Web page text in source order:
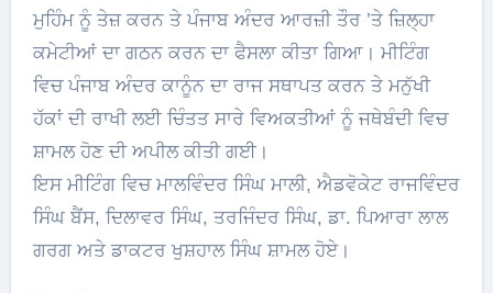
ਮੁਹਿੰਮ ਨੂੰ ਤੇਜ਼ ਕਰਨ ਤੇ ਪੰਜਾਬ ਅੰਦਰ ਆਰਜ਼ੀ ਤੌਰ ’ਤੇ ਜ਼ਿਲ੍ਹਾ
ਕਮੇਟੀਆਂ ਦਾ ਗਠਨ ਕਰਨ ਦਾ ਫੈਸਲਾ ਕੀਤਾ ਗਿਆ। ਮੀਟਿੰਗ
ਵਿਚ ਪੰਜਾਬ ਅੰਦਰ ਕਾਨੂੰਨ ਦਾ ਰਾਜ ਸਥਾਪਤ ਕਰਨ ਤੇ ਮਨੁੱਖੀ
ਹੱਕਾਂ ਦੀ ਰਾਖੀ ਲਈ ਚਿੰਤਤ ਸਾਰੇ ਵਿਅਕਤੀਆਂ ਨੂੰ ਜਥੇਬੰਦੀ ਵਿਚ
ਸ਼ਾਮਲ ਹੋਣ ਦੀ ਅਪੀਲ ਕੀਤੀ ਗਈ।
ਇਸ ਮੀਟਿੰਗ ਵਿਚ ਮਾਲਵਿੰਦਰ ਸਿੰਘ ਮਾਲੀ, ਐਡਵੋਕੇਟ ਰਾਜਵਿੰਦਰ
ਸਿੰਘ ਬੈਂਸ, ਦਿਲਾਵਰ ਸਿੰਘ, ਤਰਜਿੰਦਰ ਸਿੰਘ, ਡਾ. ਪਿਆਰਾ ਲਾਲ
ਗਰਗ ਅਤੇ ਡਾਕਟਰ ਖੁਸ਼ਹਾਲ ਸਿੰਘ ਸ਼ਾਮਲ ਹੋਏ।